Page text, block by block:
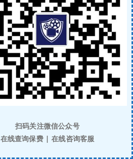
扫码关注微信公众号
在线查询保费 | 在线咨询客服